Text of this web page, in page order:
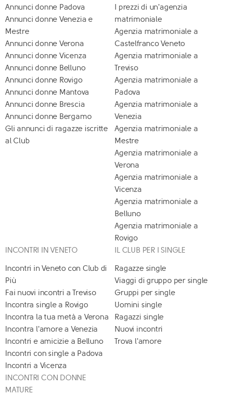
Annunci donne Padova
Annunci donne Venezia e
Mestre
Annunci donne Verona
Annunci donne Vicenza
Annunci donne Belluno
Annunci donne Rovigo
Annunci donne Mantova
Annunci donne Brescia
Annunci donne Bergamo
Gli annunci di ragazze iscritte
al Club
I prezzi di un'agenzia
matrimoniale
Agenzia matrimoniale a
Castelfranco Veneto
Agenzia matrimoniale a
Treviso
Agenzia matrimoniale a
Padova
Agenzia matrimoniale a
Venezia
Agenzia matrimoniale a
Mestre
Agenzia matrimoniale a
Verona
Agenzia matrimoniale a
Vicenza
Agenzia matrimoniale a
Belluno
Agenzia matrimoniale a
Rovigo
INCONTRI IN VENETO
Incontri in Veneto con Club di
Più
Fai nuovi incontri a Treviso
Incontra single a Rovigo
Incontra la tua metà a Verona
Incontra l'amore a Venezia
Incontri e amicizie a Belluno
Incontri con single a Padova
Incontri a Vicenza
IL CLUB PER I SINGLE
Ragazze single
Viaggi di gruppo per single
Gruppi per single
Uomini single
Ragazzi single
Nuovi incontri
Trova l'amore
INCONTRI CON DONNE
MATURE